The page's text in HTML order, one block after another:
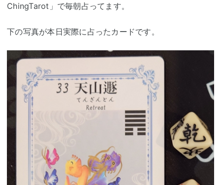
ChingTarot」で毎朝占ってます。
下の写真が本日実際に占ったカードです。